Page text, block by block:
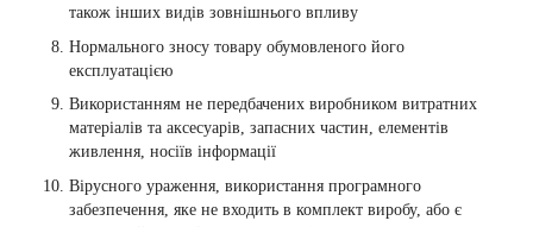
також інших видів зовнішнього впливу
Нормального зносу товару обумовленого його
експлуатацією
Використанням не передбачених виробником витратних
матеріалів та аксесуарів, запасних частин, елементів
живлення, носіїв інформації
Вірусного ураження, використання програмного
забезпечення, яке не входить в комплект виробу, або є